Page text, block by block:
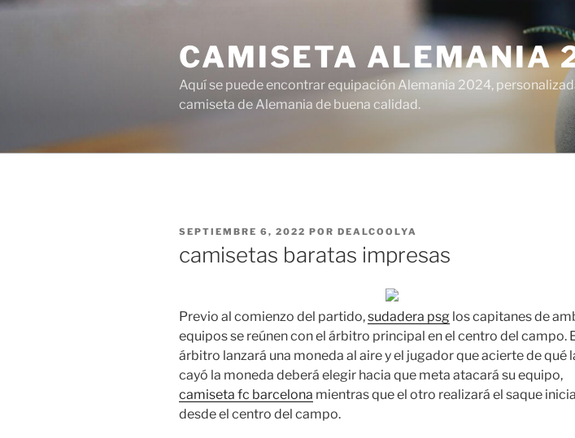
Saltar
CAMISETA ALEMANIA
Aquí se puede encontrar equipación Alemania 2024,
camiseta de Alemania de buena calidad.
PUBLICADO
SEPTIEMBRE 6, 2022 POR DEALCOOLYA
camisetas baratas impresas
Previo al comienzo del partido,sudadera psg los capitanes de
equipos se reúnen con el árbitro principal en el centro del campo.
árbitro lanzará una moneda al aire y el jugador que acierte de qué
cayó la moneda deberá elegir hacia que meta atacará su equipo,
camiseta fc barcelona mientras que el otro realizará el saque
desde el centro del campo.